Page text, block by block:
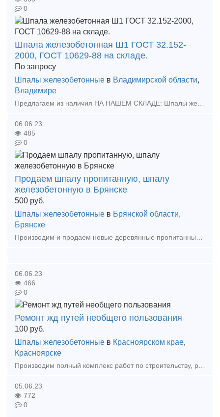
0
Шпала железобетонная Ш1 ГОСТ 32.152-
2000, ГОСТ 10629-88 на складе.
По запросу
Шпалы железобетонные в Владимирской области,
Владимире
06.06.23
485
0
Продаем шпалу пропитанную, шпалу
железобетонную в Брянске
500 руб.
Шпалы железобетонные в Брянской области,
Брянске
06.06.23
466
0
Ремонт жд путей необщего пользования
100 руб.
Шпалы железобетонные в Красноярском крае,
Красноярске
Производим полный комплекс работ по строительству, ремонту, реконструкции и текущему содержанию железнодорожных путей необщего пользования. Все виды работ выполняются квалифицированным персона
05.06.23
772
0